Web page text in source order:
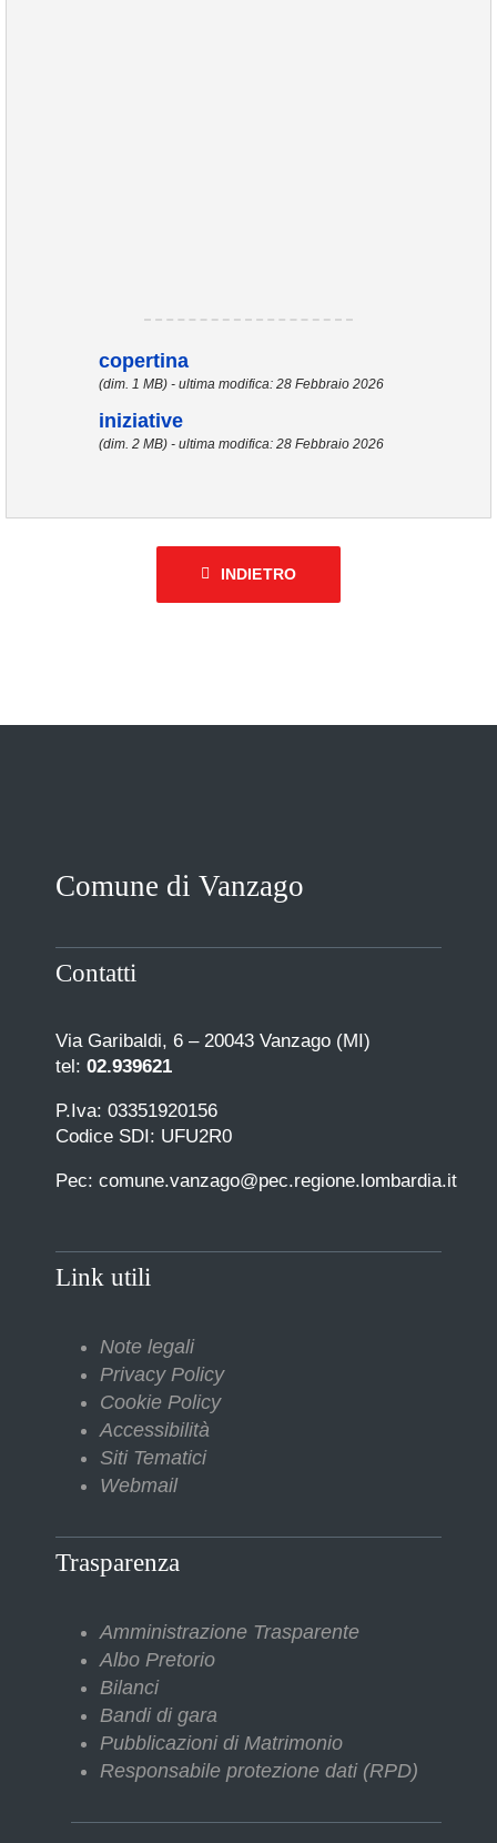
copertina
(dim. 1 MB) - ultima modifica: 28 Febbraio 2026
iniziative
(dim. 2 MB) - ultima modifica: 28 Febbraio 2026
INDIETRO
Comune di Vanzago
Contatti
Via Garibaldi, 6 – 20043 Vanzago (MI)
tel: 02.939621
P.Iva: 03351920156
Codice SDI: UFU2R0
Pec: comune.vanzago@pec.regione.lombardia.it
Link utili
Note legali
Privacy Policy
Cookie Policy
Accessibilità
Siti Tematici
Webmail
Trasparenza
Amministrazione Trasparente
Albo Pretorio
Bilanci
Bandi di gara
Pubblicazioni di Matrimonio
Responsabile protezione dati (RPD)